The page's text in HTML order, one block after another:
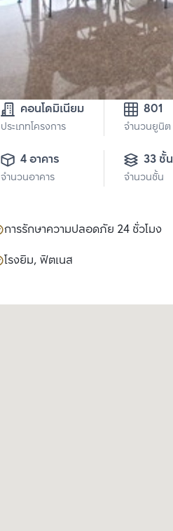
คอนโดมิเนียม
ประเภทโครงการ
801
จำนวนยูนิต
4 อาคาร
จำนวนอาคาร
33 ชั้น
จำนวนชั้น
การรักษาความปลอดภัย 24 ชั่วโมง
โรงยิม, ฟิตเนส